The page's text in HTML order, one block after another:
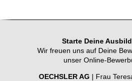
Starte Deine
Wir freuen uns auf Deine
unser Online-
OECHSLER AG | Frau